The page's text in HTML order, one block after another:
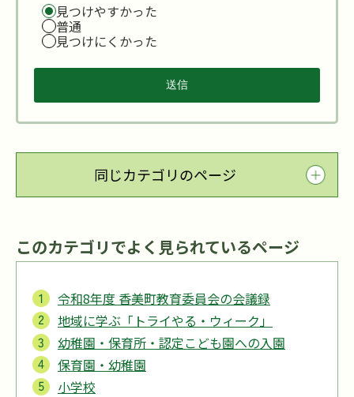
見つけやすかった
普通
見つけにくかった
同じカテゴリのページ
このカテゴリでよく見られているページ
令和8年度 香美町教育委員会の会議録
地域に学ぶ「トライやる・ウィーク」
幼稚園・保育所・認定こども園への入園
保育園・幼稚園
小学校